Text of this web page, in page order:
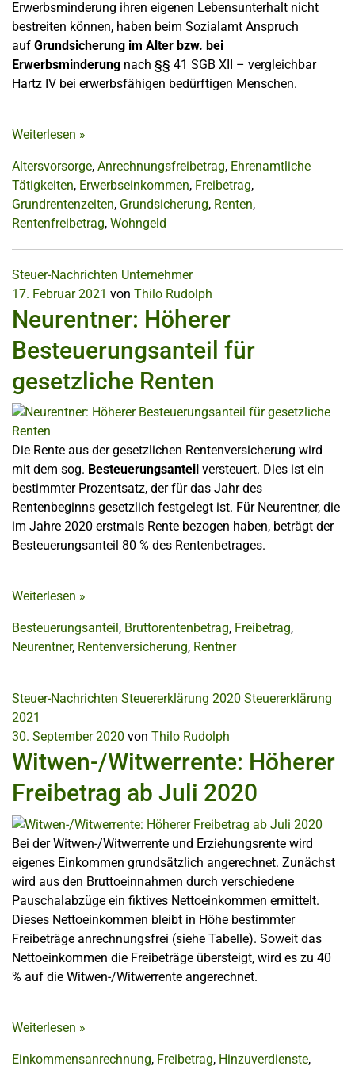
Erwerbsminderung ihren eigenen Lebensunterhalt nicht
bestreiten können, haben beim Sozialamt Anspruch
auf Grundsicherung im Alter bzw. bei
Erwerbsminderung nach §§ 41 SGB XII – vergleichbar
Hartz IV bei erwerbsfähigen bedürftigen Menschen.
Weiterlesen »
Altersvorsorge, Anrechnungsfreibetrag, Ehrenamtliche
Tätigkeiten, Erwerbseinkommen, Freibetrag,
Grundrentenzeiten, Grundsicherung, Renten,
Rentenfreibetrag, Wohngeld
Steuer-Nachrichten Unternehmer
17. Februar 2021 von Thilo Rudolph
Neurentner: Höherer
Besteuerungsanteil für
gesetzliche Renten
Die Rente aus der gesetzlichen Rentenversicherung wird
mit dem sog. Besteuerungsanteil versteuert. Dies ist ein
bestimmter Prozentsatz, der für das Jahr des
Rentenbeginns gesetzlich festgelegt ist. Für Neurentner, die
im Jahre 2020 erstmals Rente bezogen haben, beträgt der
Besteuerungsanteil 80 % des Rentenbetrages.
Weiterlesen »
Besteuerungsanteil, Bruttorentenbetrag, Freibetrag,
Neurentner, Rentenversicherung, Rentner
Steuer-Nachrichten Steuererklärung 2020 Steuererklärung
2021
30. September 2020 von Thilo Rudolph
Witwen-/Witwerrente: Höherer
Freibetrag ab Juli 2020
Bei der Witwen-/Witwerrente und Erziehungsrente wird
eigenes Einkommen grundsätzlich angerechnet. Zunächst
wird aus den Bruttoeinnahmen durch verschiedene
Pauschalabzüge ein fiktives Nettoeinkommen ermittelt.
Dieses Nettoeinkommen bleibt in Höhe bestimmter
Freibeträge anrechnungsfrei (siehe Tabelle). Soweit das
Nettoeinkommen die Freibeträge übersteigt, wird es zu 40
% auf die Witwen-/Witwerrente angerechnet.
Weiterlesen »
Einkommensanrechnung, Freibetrag, Hinzuverdienste,